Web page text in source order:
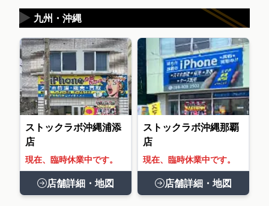
九州・沖縄
▶
ストックラボ沖縄浦添
店
現在、臨時休業中です。
店舗詳細・地図
ストックラボ沖縄那覇
店
現在、臨時休業中です。
店舗詳細・地図